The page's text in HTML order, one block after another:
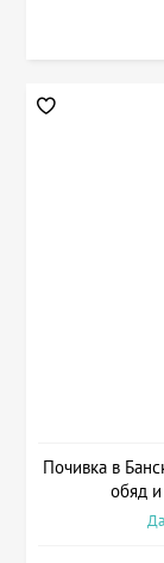
Почивка в
обяд